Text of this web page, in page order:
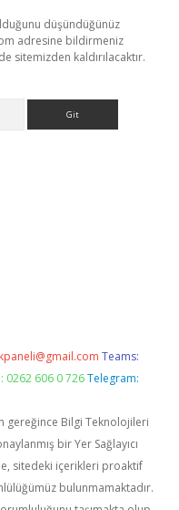
düşündüğünüz
adresine bildirmeniz
sitemizden kaldırılacaktır.
Teams:
0262 606 0 726 Telegram:
gereğince Bilgi Teknolojileri
bir Yer Sağlayıcı
sitedeki içerikleri proaktif
bulunmamaktadır.